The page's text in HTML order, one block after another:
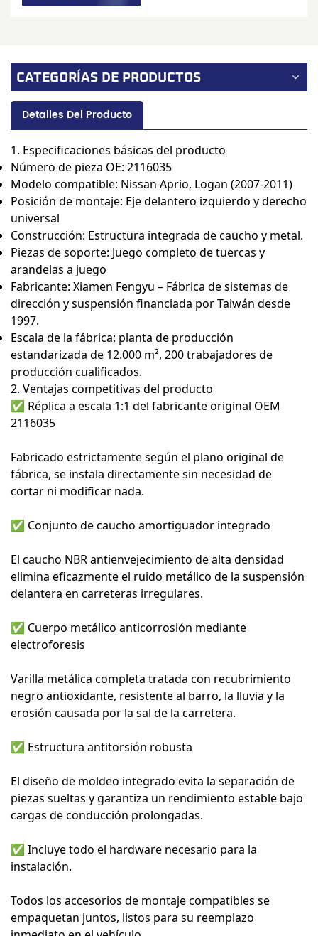
CATEGORÍAS DE PRODUCTOS
Detalles Del Producto
1. Especificaciones básicas del producto
Número de pieza OE: 2116035
Modelo compatible: Nissan Aprio, Logan (2007-2011)
Posición de montaje: Eje delantero izquierdo y derecho
universal
Construcción: Estructura integrada de caucho y metal.
Piezas de soporte: Juego completo de tuercas y
arandelas a juego
Fabricante: Xiamen Fengyu – Fábrica de sistemas de
dirección y suspensión financiada por Taiwán desde
1997.
Escala de la fábrica: planta de producción
estandarizada de 12.000 m², 200 trabajadores de
producción cualificados.
2. Ventajas competitivas del producto
✅ Réplica a escala 1:1 del fabricante original OEM
2116035
Fabricado estrictamente según el plano original de
fábrica, se instala directamente sin necesidad de
cortar ni modificar nada.
✅ Conjunto de caucho amortiguador integrado
El caucho NBR antienvejecimiento de alta densidad
elimina eficazmente el ruido metálico de la suspensión
delantera en carreteras irregulares.
✅ Cuerpo metálico anticorrosión mediante
electroforesis
Varilla metálica completa tratada con recubrimiento
negro antioxidante, resistente al barro, la lluvia y la
erosión causada por la sal de la carretera.
✅ Estructura antitorsión robusta
El diseño de moldeo integrado evita la separación de
piezas sueltas y garantiza un rendimiento estable bajo
cargas de conducción prolongadas.
✅ Incluye todo el hardware necesario para la
instalación.
Todos los accesorios de montaje compatibles se
empaquetan juntos, listos para su reemplazo